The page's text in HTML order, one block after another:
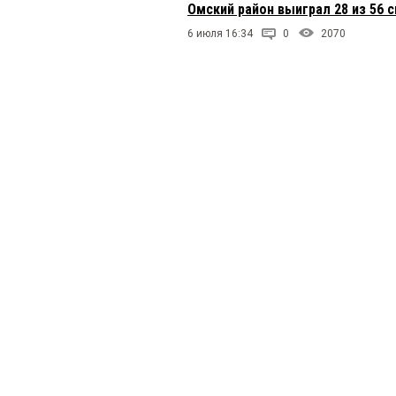
Омский район выиграл 28 из 56
6 июля 16:34 0 2070